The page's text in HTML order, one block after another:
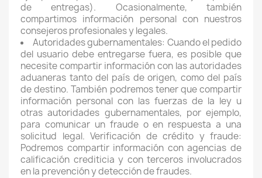
de entregas). Ocasionalmente, también
compartimos información personal con nuestros
consejeros profesionales y legales.
Autoridades gubernamentales: Cuando el pedido
del usuario debe entregarse fuera, es posible que
necesite compartir información con las autoridades
aduaneras tanto del país de origen, como del país
de destino. También podremos tener que compartir
información personal con las fuerzas de la ley u
otras autoridades gubernamentales, por ejemplo,
para comunicar un fraude o en respuesta a una
solicitud legal. Verificación de crédito y fraude:
Podremos compartir información con agencias de
calificación crediticia y con terceros involucrados
en la prevención y detección de fraudes.